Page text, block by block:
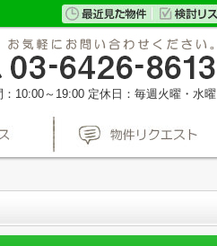
：10:00～19:00 定休日：毎週火曜・水曜